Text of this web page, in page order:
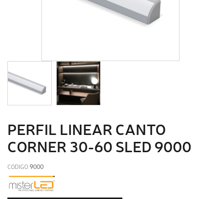
PERFIL LINEAR CANTO
CORNER 30-60 SLED 9000
CÓDIGO9000